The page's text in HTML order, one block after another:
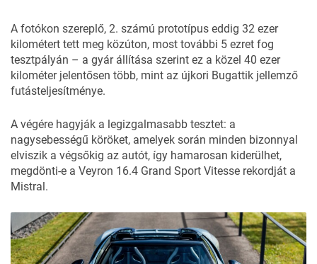
A fotókon szereplő, 2. számú prototípus eddig 32 ezer
kilométert tett meg közúton, most további 5 ezret fog
tesztpályán – a gyár állítása szerint ez a közel 40 ezer
kilométer jelentősen több, mint az újkori Bugattik jellemző
futásteljesítménye.
A végére hagyják a legizgalmasabb tesztet: a
nagysebességű köröket, amelyek során minden bizonnyal
elviszik a végsőkig az autót, így hamarosan kiderülhet,
megdönti-e a Veyron 16.4 Grand Sport Vitesse rekordját a
Mistral.